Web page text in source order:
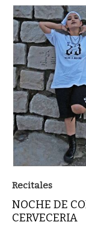
Recitales
NOCHE DE
CERVECERIA